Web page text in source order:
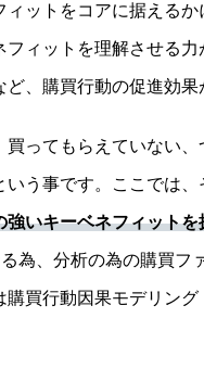
ィットをコアに据える
フィットを理解させる
、購買行動の促進効果
ってもらえていない
いう事です。ここでは、
いキーベネフィット
為、分析の為の購買
購買行動因果モデリング